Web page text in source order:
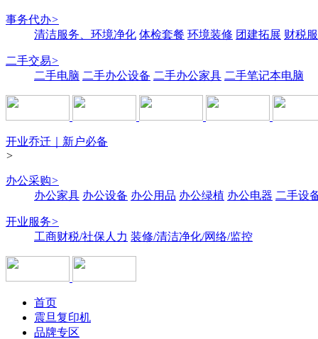
事务代办>
清洁服务、环境净化 体检套餐 环境装修 团建拓展 财税
二手交易>
二手电脑 二手办公设备 二手办公家具 二手笔记本电脑
开业乔迁｜新户必备
>
办公采购>
办公家具 办公设备 办公用品 办公绿植 办公电器 二手设
开业服务>
工商财税/社保人力 装修/清洁净化/网络/监控
首页
震旦复印机
品牌专区